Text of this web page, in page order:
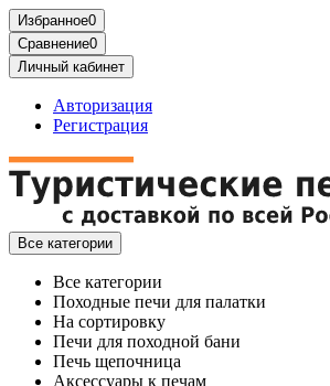
Избранное0
Сравнение0
Личный кабинет
Авторизация
Регистрация
Все категории
Все категории
Походные печи для палатки
На сортировку
Печи для походной бани
Печь щепочница
Аксессуары к печам